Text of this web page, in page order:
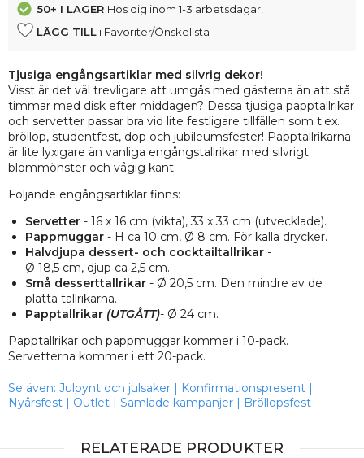
50+ I LAGER Hos dig inom 1-3 arbetsdagar!
LÄGG TILL i Favoriter/Önskelista
Tjusiga engångsartiklar med silvrig dekor!
Visst är det väl trevligare att umgås med gästerna än att stå
timmar med disk efter middagen? Dessa tjusiga papptallrikar
och servetter passar bra vid lite festligare tillfällen som t.ex.
bröllop, studentfest, dop och jubileumsfester! Papptallrikarna
är lite lyxigare än vanliga engångstallrikar med silvrigt
blommönster och vågig kant.
Följande engångsartiklar finns:
Servetter - 16 x 16 cm (vikta), 33 x 33 cm (utvecklade).
Pappmuggar - H ca 10 cm, Ø 8 cm. För kalla drycker.
Halvdjupa dessert- och cocktailtallrikar -
Ø 18,5 cm, djup ca 2,5 cm.
Små desserttallrikar - Ø 20,5 cm. Den mindre av de
platta tallrikarna.
Papptallrikar (UTGÅTT)- Ø 24 cm.
Papptallrikar och pappmuggar kommer i 10-pack.
Servetterna kommer i ett 20-pack.
Se även: Julpynt och julsaker | Konfirmationspresent |
Nyårsfest | Outlet | Samlade kampanjer | Bröllopsfest
RELATERADE PRODUKTER